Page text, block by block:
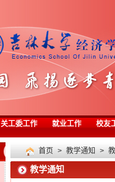
关工委工作 就业工作 校友
首页 > 教学通知 >
教学通知